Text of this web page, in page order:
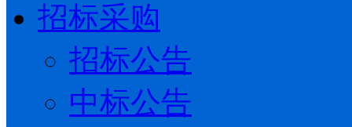
招标采购
招标公告
中标公告